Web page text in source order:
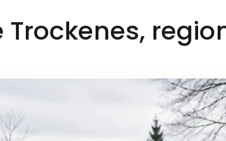
Trockenes,